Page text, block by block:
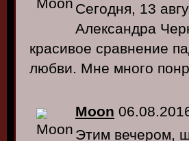
Сегодня, 13
Александра
красивое сравнение
любви. Мне много
Moon
Этим вечером,